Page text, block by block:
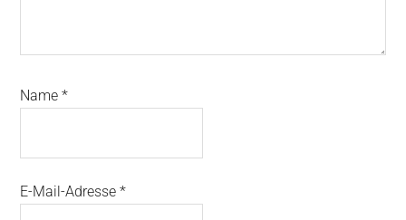
Name*
E-Mail-Adresse*